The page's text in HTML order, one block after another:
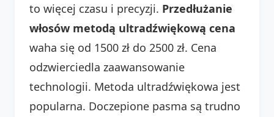
to więcej czasu i precyzji. Przedłużanie
włosów metodą ultradźwiękową cena
waha się od 1500 zł do 2500 zł. Cena
odzwierciedla zaawansowanie
technologii. Metoda ultradźwiękowa jest
popularna. Doczepione pasma są trudno